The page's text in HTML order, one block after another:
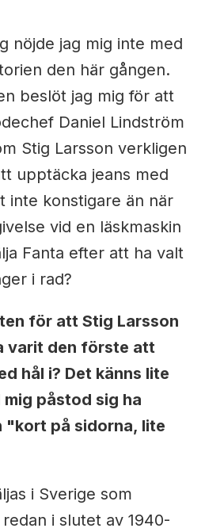
nöjde jag mig inte med
den här gången.
beslöt jag mig för att
Daniel Lindström
Stig Larsson verkligen
upptäcka jeans med
inte konstigare än när
vid en läskmaskin
Fanta efter att ha valt
i rad?
för att Stig Larsson
varit den förste att
hål i? Det känns lite
påstod sig ha
på sidorna, lite
i Sverige som
i slutet av 1940-